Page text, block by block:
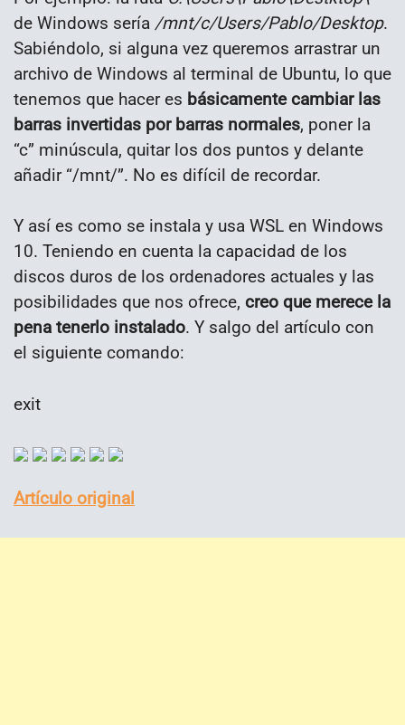
de Windows sería /mnt/c/Users/Pablo/Desktop.
Sabiéndolo, si alguna vez queremos arrastrar un
archivo de Windows al terminal de Ubuntu, lo que
tenemos que hacer es básicamente cambiar las
barras invertidas por barras normales, poner la
“c” minúscula, quitar los dos puntos y delante
añadir “/mnt/”. No es difícil de recordar.
Y así es como se instala y usa WSL en Windows
10. Teniendo en cuenta la capacidad de los
discos duros de los ordenadores actuales y las
posibilidades que nos ofrece, creo que merece la
pena tenerlo instalado. Y salgo del artículo con
el siguiente comando:
exit
Artículo original